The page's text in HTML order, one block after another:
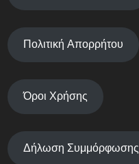
Πολιτική Απορρήτου
Όροι Χρήσης
Δήλωση Συμμόρφωσης